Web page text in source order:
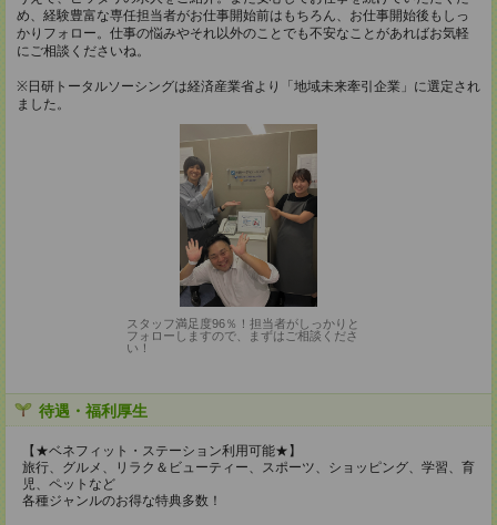
め、経験豊富な専任担当者がお仕事開始前はもちろん、お仕事開始後もしっ
かりフォロー。仕事の悩みやそれ以外のことでも不安なことがあればお気軽
にご相談くださいね。
※日研トータルソーシングは経済産業省より「地域未来牽引企業」に選定され
ました。
スタッフ満足度96％！担当者がしっかりと
フォローしますので、まずはご相談くださ
い！
待遇・福利厚生
【★ベネフィット・ステーション利用可能★】
旅行、グルメ、リラク＆ビューティー、スポーツ、ショッピング、学習、育
児、ペットなど
各種ジャンルのお得な特典多数！